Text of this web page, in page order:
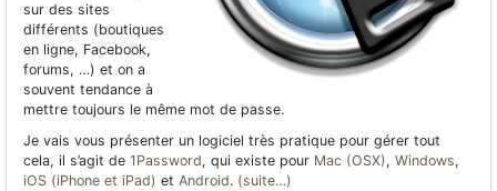
sur des sites
différents (boutiques
en ligne, Facebook,
forums, …) et on a
souvent tendance à
mettre toujours le même mot de passe.
Je vais vous présenter un logiciel très pratique pour gérer tout
cela, il s’agit de 1Password, qui existe pour Mac (OSX), Windows,
iOS (iPhone et iPad) et Android. (suite…)